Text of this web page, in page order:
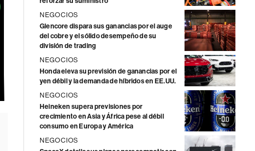
NEGOCIOS
Glencore dispara sus ganancias por el auge
del cobre y el sólido desempeño de su
división de trading
NEGOCIOS
Honda eleva su previsión de ganancias por el
yen débil y la demanda de híbridos en EE.UU.
NEGOCIOS
Heineken supera previsiones por
crecimiento en Asia y África pese al débil
consumo en Europa y América
NEGOCIOS